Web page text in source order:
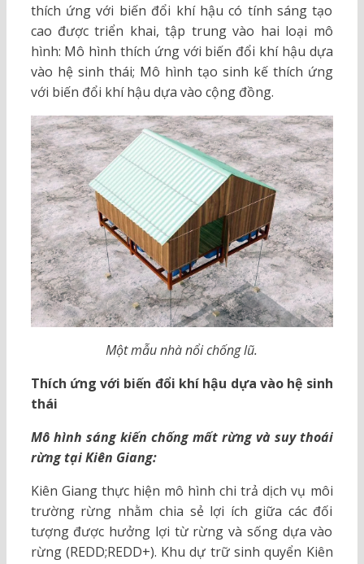
thích ứng với biến đổi khí hậu có tính sáng tạo
cao được triển khai, tập trung vào hai loại mô
hình: Mô hình thích ứng với biến đổi khí hậu dựa
vào hệ sinh thái; Mô hình tạo sinh kế thích ứng
với biến đổi khí hậu dựa vào cộng đồng.
Một mẫu nhà nổi chống lũ.
Thích ứng với biến đổi khí hậu dựa vào hệ sinh
thái
Mô hình sáng kiến chống mất rừng và suy thoái
rừng tại Kiên Giang:
Kiên Giang thực hiện mô hình chi trả dịch vụ môi
trường rừng nhằm chia sẻ lợi ích giữa các đối
tượng được hưởng lợi từ rừng và sống dựa vào
rừng (REDD;REDD+). Khu dự trữ sinh quyển Kiên